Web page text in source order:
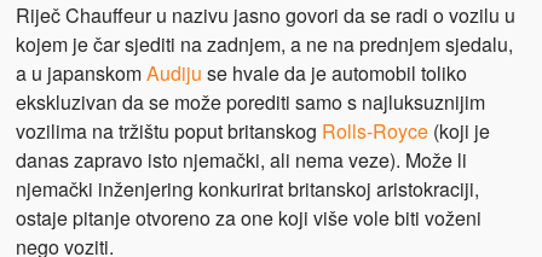
Riječ Chauffeur u nazivu jasno govori da se radi o vozilu u
kojem je čar sjediti na zadnjem, a ne na prednjem sjedalu,
a u japanskomAudiju se hvale da je automobil toliko
ekskluzivan da se može porediti samo s najluksuznijim
vozilima na tržištu poput britanskog Rolls-Royce(koji je
danas zapravo isto njemački, ali nema veze). Može li
njemački inženjering konkurirat britanskoj aristokraciji,
ostaje pitanje otvoreno za one koji više vole biti voženi
nego voziti.